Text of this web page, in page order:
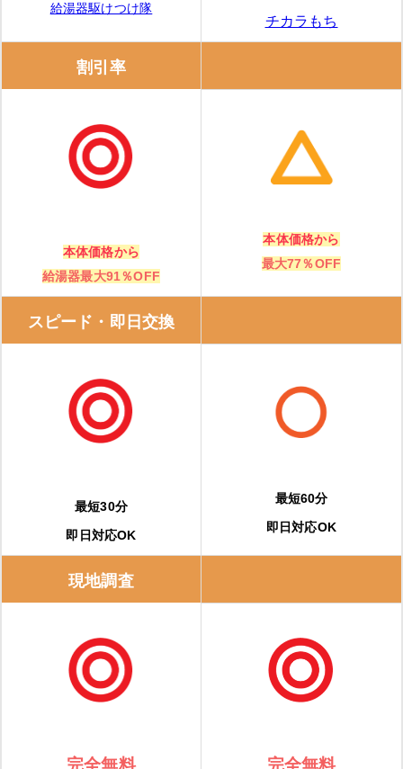
給湯器駆けつけ隊
チカラもち
割引率
本体価格から
給湯器最大91％OFF
本体価格から
最大77％OFF
スピード・即日交換
最短30分
即日対応OK
最短60分
即日対応OK
現地調査
完全無料